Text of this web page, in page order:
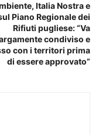
Italia Nostra e
Piano Regionale dei
Rifiuti pugliese: “Va
condiviso e
con i territori prima
di essere approvato”